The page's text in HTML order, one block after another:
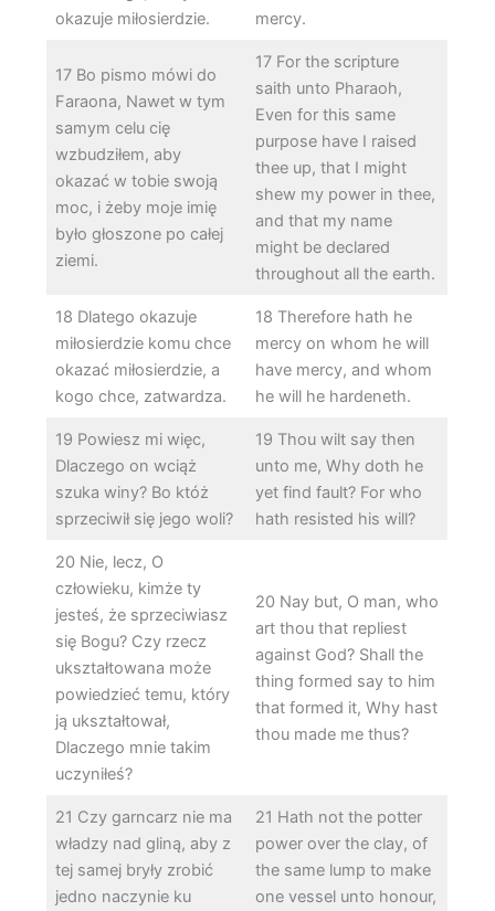
okazuje miłosierdzie.
mercy.
17 Bo pismo mówi do
Faraona, Nawet w tym
samym celu cię
wzbudziłem, aby
okazać w tobie swoją
moc, i żeby moje imię
było głoszone po całej
ziemi.
17 For the scripture
saith unto Pharaoh,
Even for this same
purpose have I raised
thee up, that I might
shew my power in thee,
and that my name
might be declared
throughout all the earth.
18 Dlatego okazuje
miłosierdzie komu chce
okazać miłosierdzie, a
kogo chce, zatwardza.
18 Therefore hath he
mercy on whom he will
have mercy, and whom
he will he hardeneth.
19 Powiesz mi więc,
Dlaczego on wciąż
szuka winy? Bo któż
sprzeciwił się jego woli?
19 Thou wilt say then
unto me, Why doth he
yet find fault? For who
hath resisted his will?
20 Nie, lecz, O
człowieku, kimże ty
jesteś, że sprzeciwiasz
się Bogu? Czy rzecz
ukształtowana może
powiedzieć temu, który
ją ukształtował,
Dlaczego mnie takim
uczyniłeś?
20 Nay but, O man, who
art thou that repliest
against God? Shall the
thing formed say to him
that formed it, Why hast
thou made me thus?
21 Czy garncarz nie ma
władzy nad gliną, aby z
tej samej bryły zrobić
jedno naczynie ku
21 Hath not the potter
power over the clay, of
the same lump to make
one vessel unto honour,